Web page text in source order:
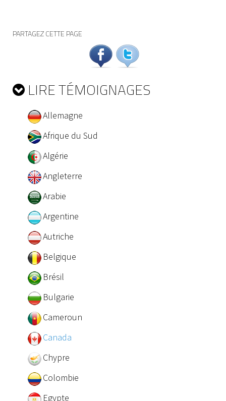
PARTAGEZ CETTE PAGE
LIRE TÉMOIGNAGES
Allemagne
Afrique du Sud
Algérie
Angleterre
Arabie
Argentine
Autriche
Belgique
Brésil
Bulgarie
Cameroun
Canada
Chypre
Colombie
Egypte